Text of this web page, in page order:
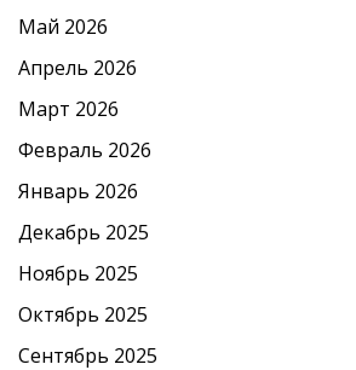
Май 2026
Апрель 2026
Март 2026
Февраль 2026
Январь 2026
Декабрь 2025
Ноябрь 2025
Октябрь 2025
Сентябрь 2025